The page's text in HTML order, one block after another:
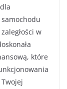
w
które